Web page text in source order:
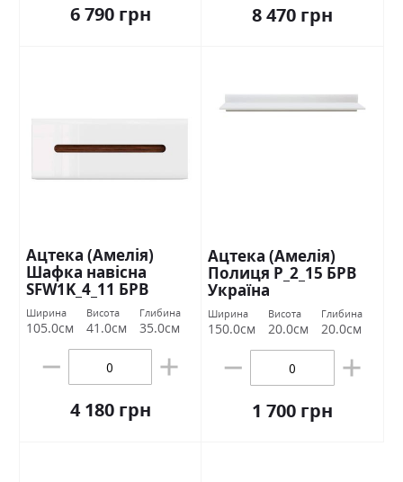
6 790 грн 8 470 грн
Ацтека (Амелія)
Шафка навісна
SFW1K_4_11 БРВ
Україна
Ширина
105.0см
Висота
41.0см
Глибина
35.0см
4 180 грн
Ацтека (Амелія)
Полиця Р_2_15 БРВ
Україна
Ширина
150.0см
Висота
20.0см
Глибина
20.0см
1 700 грн